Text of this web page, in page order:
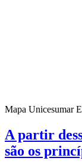
Mapa Unicesumar
A partir
são os